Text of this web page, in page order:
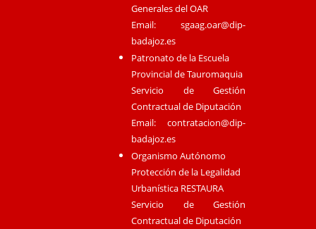
Generales del OAR
Email:sgaag.oar@dip-
badajoz.es
Patronato de la Escuela
Provincial de Tauromaquia
Servicio de Gestión
Contractual de Diputación
Email:contratacion@dip-
badajoz.es
Organismo Autónomo
Protección de la Legalidad
Urbanística RESTAURA
Servicio de Gestión
Contractual de Diputación